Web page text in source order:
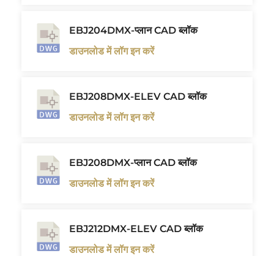
EBJ204DMX-प्लान CAD ब्लॉक
डाउनलोड में लॉग इन करें
EBJ208DMX-ELEV CAD ब्लॉक
डाउनलोड में लॉग इन करें
EBJ208DMX-प्लान CAD ब्लॉक
डाउनलोड में लॉग इन करें
EBJ212DMX-ELEV CAD ब्लॉक
डाउनलोड में लॉग इन करें